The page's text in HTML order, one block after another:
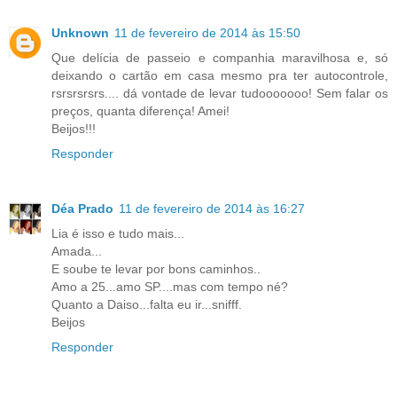
Unknown 11 de fevereiro de 2014 às 15:50
Que delícia de passeio e companhia maravilhosa e, só
deixando o cartão em casa mesmo pra ter autocontrole,
rsrsrsrsrs.... dá vontade de levar tudooooooo! Sem falar os
preços, quanta diferença! Amei!
Beijos!!!
Responder
Déa Prado 11 de fevereiro de 2014 às 16:27
Lia é isso e tudo mais...
Amada...
E soube te levar por bons caminhos..
Amo a 25...amo SP....mas com tempo né?
Quanto a Daiso...falta eu ir...snifff.
Beijos
Responder